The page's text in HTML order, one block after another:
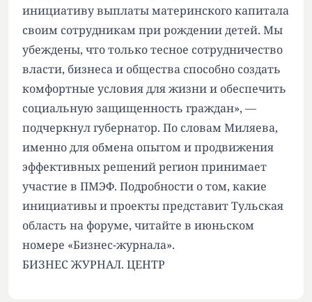
инициативу выплаты материнского капитала
своим сотрудникам при рождении детей. Мы
убеждены, что только тесное сотрудничество
власти, бизнеса и общества способно создать
комфортные условия для жизни и обеспечить
социальную защищенность граждан», —
подчеркнул губернатор. По словам Миляева,
именно для обмена опытом и продвижения
эффективных решений регион принимает
участие в ПМЭФ. Подробности о том, какие
инициативы и проекты представит Тульская
область на форуме, читайте в июньском
номере «Бизнес-журнала».
БИЗНЕС ЖУРНАЛ. ЦЕНТР